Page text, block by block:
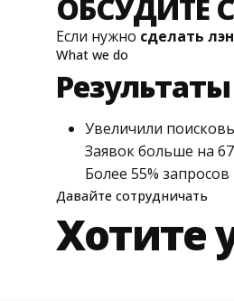
ОБСУДИТЕ
Если нужно сделать
What we do
Результаты
Увеличили
Заявок больше на
Более 55%
Давайте сотрудничать
Хотите